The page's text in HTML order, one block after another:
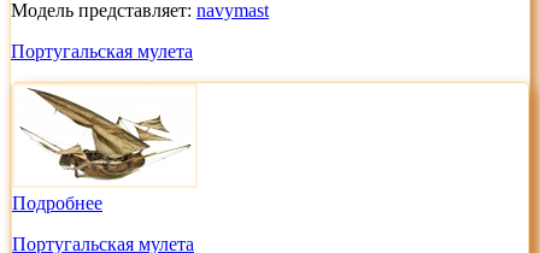
Модель представляет: navymast
Португальская мулета
Подробнее
Португальская мулета